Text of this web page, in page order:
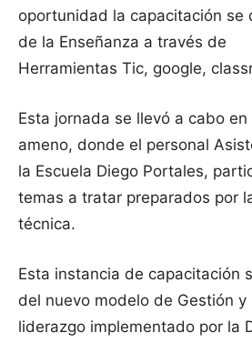
oportunidad la capacitación se
de la Enseñanza a través de
Herramientas Tic, google,
Esta jornada se llevó a cabo
ameno, donde el personal
la Escuela Diego Portales,
temas a tratar preparados por
técnica.
Esta instancia de capacitación
del nuevo modelo de Gestión y
liderazgo implementado por la